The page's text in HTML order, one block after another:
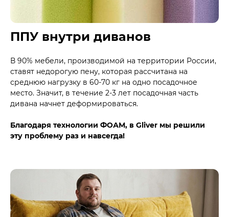
ППУ внутри диванов
В 90% мебели, производимой на территории России,
ставят недорогую пену, которая рассчитана на
среднюю нагрузку в 60-70 кг на одно посадочное
место. Значит, в течение 2-3 лет посадочная часть
дивана начнет деформироваться.
Благодаря технологии ФОАМ, в Gliver мы решили
эту проблему раз и навсегда!